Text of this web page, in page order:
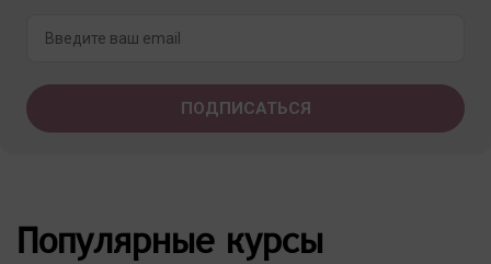
Популярные курсы